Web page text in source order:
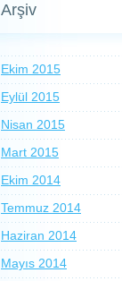
Arşiv
Ekim 2015
Eylül 2015
Nisan 2015
Mart 2015
Ekim 2014
Temmuz 2014
Haziran 2014
Mayıs 2014